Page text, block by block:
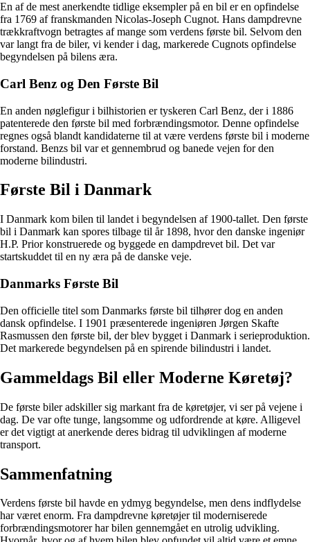
En af de mest anerkendte tidlige eksempler på en bil er en opfindelse
fra 1769 af franskmanden Nicolas-Joseph Cugnot. Hans dampdrevne
trækkraftvogn betragtes af mange som verdens første bil. Selvom den
var langt fra de biler, vi kender i dag, markerede Cugnots opfindelse
begyndelsen på bilens æra.
Carl Benz og Den Første Bil
En anden nøglefigur i bilhistorien er tyskeren Carl Benz, der i 1886
patenterede den første bil med forbrændingsmotor. Denne opfindelse
regnes også blandt kandidaterne til at være verdens første bil i moderne
forstand. Benzs bil var et gennembrud og banede vejen for den
moderne bilindustri.
Første Bil i Danmark
I Danmark kom bilen til landet i begyndelsen af 1900-tallet. Den første
bil i Danmark kan spores tilbage til år 1898, hvor den danske ingeniør
H.P. Prior konstruerede og byggede en dampdrevet bil. Det var
startskuddet til en ny æra på de danske veje.
Danmarks Første Bil
Den officielle titel som Danmarks første bil tilhører dog en anden
dansk opfindelse. I 1901 præsenterede ingeniøren Jørgen Skafte
Rasmussen den første bil, der blev bygget i Danmark i serieproduktion.
Det markerede begyndelsen på en spirende bilindustri i landet.
Gammeldags Bil eller Moderne Køretøj?
De første biler adskiller sig markant fra de køretøjer, vi ser på vejene i
dag. De var ofte tunge, langsomme og udfordrende at køre. Alligevel
er det vigtigt at anerkende deres bidrag til udviklingen af moderne
transport.
Sammenfatning
Verdens første bil havde en ydmyg begyndelse, men dens indflydelse
har været enorm. Fra dampdrevne køretøjer til moderniserede
forbrændingsmotorer har bilen gennemgået en utrolig udvikling.